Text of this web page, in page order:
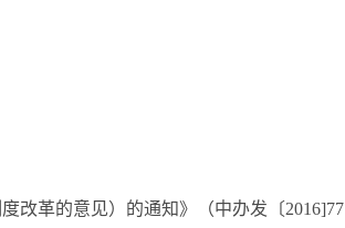
改革的意见）的通知》（中办发〔2016]77